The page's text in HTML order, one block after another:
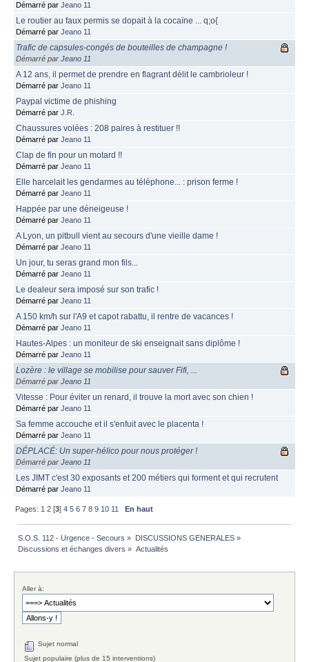
Démarré par Jeano 11
Le routier au faux permis se dopait à la cocaïne ... q;o{
Démarré par Jeano 11
Trafic de capsules-congés de bouteilles de champagne !
Démarré par Jeano 11
A 12 ans, il permet de prendre en flagrant délit le cambrioleur !
Démarré par Jeano 11
Paypal victime de phishing
Démarré par J.R.
Chaussures volées : 208 paires à restituer !!
Démarré par Jeano 11
Clap de fin pour un motard !!
Démarré par Jeano 11
Elle harcelait les gendarmes au téléphone... : prison ferme !
Démarré par Jeano 11
Happée par une déneigeuse !
Démarré par Jeano 11
A Lyon, un pitbull vient au secours d'une vieille dame !
Démarré par Jeano 11
Un jour, tu seras grand mon fils...
Démarré par Jeano 11
Le dealeur sera imposé sur son trafic !
Démarré par Jeano 11
A 150 km/h sur l'A9 et capot rabattu, il rentre de vacances !
Démarré par Jeano 11
Hautes-Alpes : un moniteur de ski enseignait sans diplôme !
Démarré par Jeano 11
Lozère : le village se mobilise pour sauver Fifi, ...
Démarré par Jeano 11
Vitesse : Pour éviter un renard, il trouve la mort avec son chien !
Démarré par Jeano 11
Sa femme accouche et il s'enfuit avec le placenta !
Démarré par Jeano 11
DÉPLACÉ: Un super-hélico pour nous protéger !
Démarré par Jeano 11
Les JIMT c'est 30 exposants et 200 métiers qui forment et qui recrutent
Démarré par Jeano 11
Pages: 1 2 [3]4 5 6 7 8 9 10 11 En haut
S.O.S. 112 - Urgence - Secours » DISCUSSIONS GENERALES»
Discussions et échanges divers » Actualités
Aller à:
Sujet normal
Sujet populaire (plus de 15 interventions)